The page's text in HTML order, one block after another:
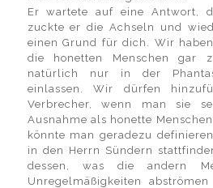
Er wartete auf eine Antwort,
zuckte er die Achseln und
einen Grund für dich. Wir
die honetten Menschen gar
natürlich nur in der
einlassen. Wir dürfen
Verbrecher, wenn man sie
Ausnahme als honette
könnte man geradezu
in den Herrn Sündern
dessen, was die andern
Unregelmäßigkeiten